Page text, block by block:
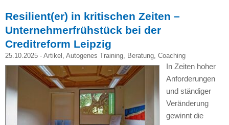
Resilient(er) in kritischen Zeiten –
Unternehmerfrühstück bei der
Creditreform Leipzig
25.10.2025 - Artikel , Autogenes Training, Beratung, Coaching
In Zeiten hoher
Anforderungen
und ständiger
Veränderung
gewinnt die